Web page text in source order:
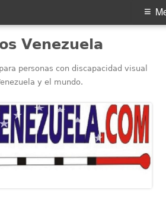
Venezuela
personas con discapacidad visual
y el mundo.